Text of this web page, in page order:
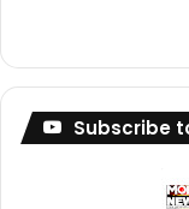
Subscribe